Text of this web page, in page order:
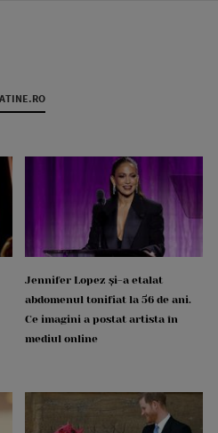
Jennifer Lopez și-a etalat
abdomenul tonifiat la 56 de ani.
Ce imagini a postat artista în
mediul online